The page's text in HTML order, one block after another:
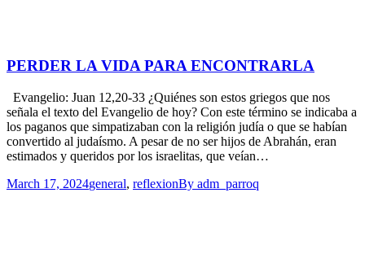
PERDER LA VIDA PARA ENCONTRARLA
Evangelio: Juan 12,20-33 ¿Quiénes son estos griegos que nos
señala el texto del Evangelio de hoy? Con este término se indicaba a
los paganos que simpatizaban con la religión judía o que se habían
convertido al judaísmo. A pesar de no ser hijos de Abrahán, eran
estimados y queridos por los israelitas, que veían…
March 17, 2024general, reflexionBy adm_parroq